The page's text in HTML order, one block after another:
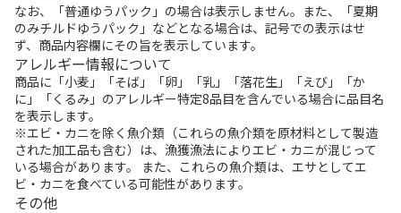
なお、「普通ゆうパック」の場合は表示しません。また、「夏期
のみチルドゆうパック」などとなる場合は、記号での表示はせ
ず、商品内容欄にその旨を表示しています。
アレルギー情報について
商品に「小麦」「そば」「卵」「乳」「落花生」「えび」「か
に」「くるみ」のアレルギー特定8品目を含んでいる場合に品目名
を表示します。
※エビ・カニを除く魚介類（これらの魚介類を原材料として製造
された加工品も含む）は、漁獲漁法によりエビ・カニが混じって
いる場合があります。 また、これらの魚介類は、エサとしてエ
ビ・カニを食べている可能性があります。
その他